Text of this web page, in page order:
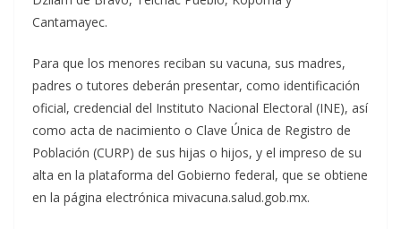
Cantamayec.
Para que los menores reciban su vacuna, sus madres,
padres o tutores deberán presentar, como identificación
oficial, credencial del Instituto Nacional Electoral (INE), así
como acta de nacimiento o Clave Única de Registro de
Población (CURP) de sus hijas o hijos, y el impreso de su
alta en la plataforma del Gobierno federal, que se obtiene
en la página electrónica mivacuna.salud.gob.mx.